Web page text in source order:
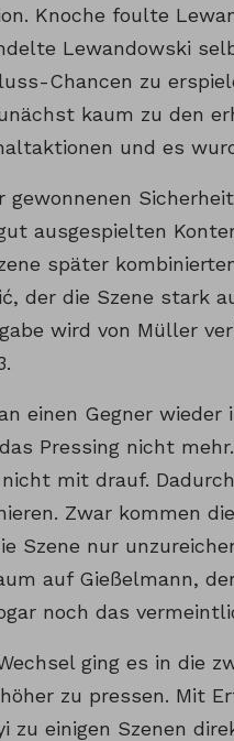
Knoche foulte
Lewandowski
Chancen zu
kaum zu den
und es
gewonnenen
ausgespielten
später
der die Szene stark
wird von Müller
einen Gegner
Pressing nicht
nicht mit drauf.
Zwar kommen
Szene nur
auf Gießelmann,
noch das
ging es in die
zu pressen. Mit
zu einigen Szenen